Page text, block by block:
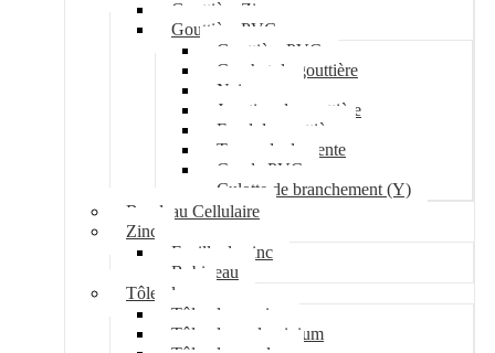
Gouttière Zinc
Gouttière PVC
Gouttière PVC
Crochet de gouttière
Naissance
Jonction de gouttière
Fond de gouttière
Tuyau de descente
Coude PVC
Culotte de branchement (Y)
Bandeau Cellulaire
Zinc
Feuille de zinc
Bobineau
Tôle plane
Tôle plane acier
Tôle plane aluminium